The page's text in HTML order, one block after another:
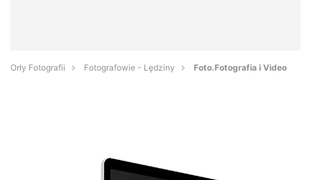
Orły Fotografii Fotografowie - Lędziny Foto.Fotografia i Video